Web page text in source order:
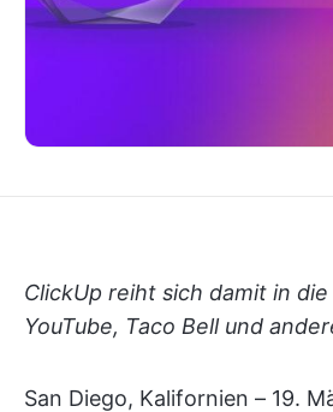
ClickUp reiht sich damit in
YouTube, Taco Bell und
San Diego, Kalifornien – 19.